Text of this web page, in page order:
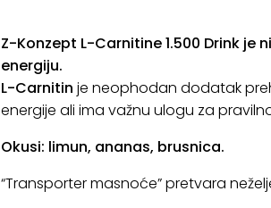
Z-Konzept L-Carnitine 1.500 Drink
energiju.
L-Carnitin je neophodan dodatak
energije ali ima važnu ulogu za
Okusi: limun, ananas, brusnica.
“Transporter masnoće” pretvara